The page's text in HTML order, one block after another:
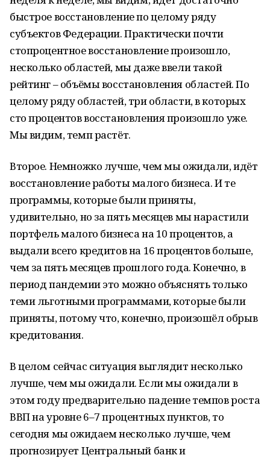
быстрое восстановление по целому ряду
субъектов Федерации. Практически почти
стопроцентное восстановление произошло,
несколько областей, мы даже ввели такой
рейтинг – объёмы восстановления областей. По
целому ряду областей, три области, в которых
сто процентов восстановления произошло уже.
Мы видим, темп растёт.
Второе. Немножко лучше, чем мы ожидали, идёт
восстановление работы малого бизнеса. И те
программы, которые были приняты,
удивительно, но за пять месяцев мы нарастили
портфель малого бизнеса на 10 процентов, а
выдали всего кредитов на 16 процентов больше,
чем за пять месяцев прошлого года. Конечно, в
период пандемии это можно объяснять только
теми льготными программами, которые были
приняты, потому что, конечно, произошёл обрыв
кредитования.
В целом сейчас ситуация выглядит несколько
лучше, чем мы ожидали. Если мы ожидали в
этом году предварительно падение темпов роста
ВВП на уровне 6–7 процентных пунктов, то
сегодня мы ожидаем несколько лучше, чем
прогнозирует Центральный банк и